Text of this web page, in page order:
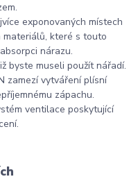
exponovaných místech
materiálů, které s touto
nárazu.
byste museli použít nářadí.
zamezí vytváření plísní
zápachu.
ventilace poskytující